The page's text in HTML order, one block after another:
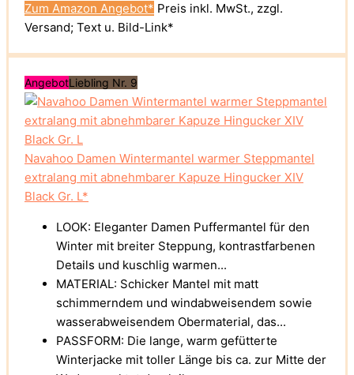
Zum Amazon Angebot* Preis inkl. MwSt., zzgl.
Versand; Text u. Bild-Link*
AngebotLiebling Nr. 9
Navahoo Damen Wintermantel warmer Steppmantel
extralang mit abnehmbarer Kapuze Hingucker XIV
Black Gr. L*
LOOK: Eleganter Damen Puffermantel für den
Winter mit breiter Steppung, kontrastfarbenen
Details und kuschlig warmen...
MATERIAL: Schicker Mantel mit matt
schimmerndem und windabweisendem sowie
wasserabweisendem Obermaterial, das...
PASSFORM: Die lange, warm gefütterte
Winterjacke mit toller Länge bis ca. zur Mitte der